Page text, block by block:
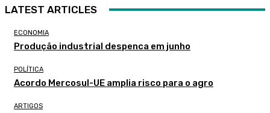
LATEST ARTICLES
ECONOMIA
Produção industrial despenca em junho
POLÍTICA
Acordo Mercosul-UE amplia risco para o agro
ARTIGOS